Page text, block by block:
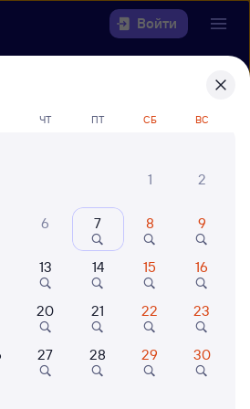
Войти
чтобы найти
1 Пасс. — Сургут
вас
поезда
ЧТ ПТ СБ ВС
1
2
6 7 8 9
13 14 15 16
20 21 22 23
27 28 29 30